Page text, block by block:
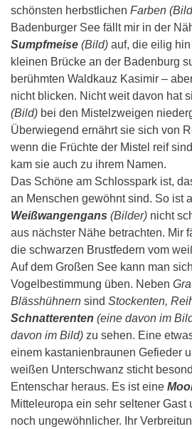
schönsten herbstlichen Farben
Badenburger See fällt mir in der
Sumpfmeise (Bild) auf, die eilig
kleinen Brücke an der Badenburg
berühmten Waldkauz Kasimir –
nicht blicken. Nicht weit davon hat
(Bild) bei den Mistelzweigen
Überwiegend ernährt sie sich von
wenn die Früchte der Mistel reif
kam sie auch zu ihrem Namen.
Das Schöne am Schlosspark ist,
an Menschen gewöhnt sind. So ist
Weißwangengans (Bilder) nicht
aus nächster Nähe betrachten. Mir
die schwarzen Brustfedern vom
Auf dem Großen See kann man
Vogelbestimmung üben. Neben
Blässhühnern sind Stockenten,
Schnatterenten (eine davon im
davon im Bild) zu sehen. Eine
einem kastanienbraunen Gefieder
weißen Unterschwanz sticht
Entenschar heraus. Es ist eine
Mitteleuropa ein sehr seltener Gast
noch ungewöhnlicher. Ihr